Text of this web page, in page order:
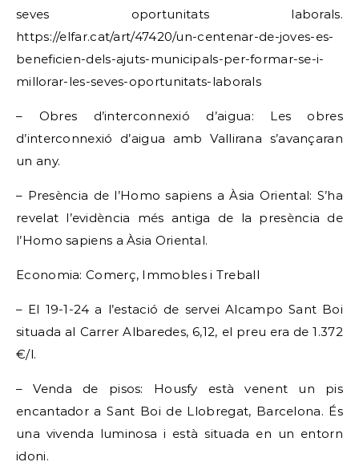
seves oportunitats laborals.
https://elfar.cat/art/47420/un-centenar-de-joves-es-
beneficien-dels-ajuts-municipals-per-formar-se-i-
millorar-les-seves-oportunitats-laborals
– Obres d’interconnexió d’aigua: Les obres
d’interconnexió d’aigua amb Vallirana s’avançaran
un any.
– Presència de l’Homo sapiens a Àsia Oriental: S’ha
revelat l’evidència més antiga de la presència de
l’Homo sapiens a Àsia Oriental.
Economia: Comerç, Immobles i Treball
– El 19-1-24 a l’estació de servei Alcampo Sant Boi
situada al Carrer Albaredes, 6,12, el preu era de 1.372
€/l.
– Venda de pisos: Housfy està venent un pis
encantador a Sant Boi de Llobregat, Barcelona. És
una vivenda luminosa i està situada en un entorn
idoni.